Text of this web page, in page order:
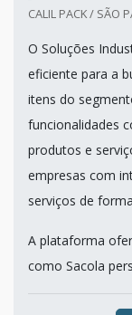
CALIL PACK / SÃO
O Soluções
eficiente para a
itens do
funcionalidades
produtos e
empresas com
serviços de
A plataforma
como Sacola